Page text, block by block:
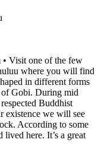
Visit one of the few
where you will find
in different forms
of Gobi. During mid
Buddhist
existence we will see
According to some
here. It’s a great